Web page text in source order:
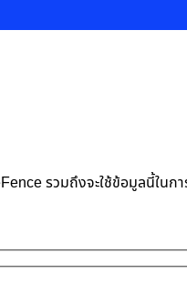
รวมถึงจะใช้ข้อมูลนี้ใน